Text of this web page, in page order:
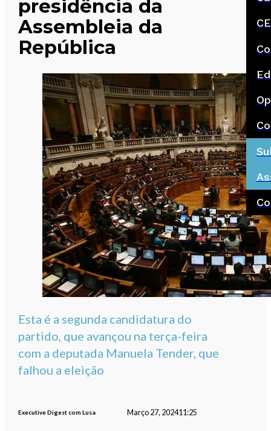
presidência da
Assembleia da
República
Esta é a segunda candidatura do
partido, que avançou na terça-feira
com a deputada Manuela Tender, que
falhou a eleição
Executive Digest com Lusa Março 27, 202411:25